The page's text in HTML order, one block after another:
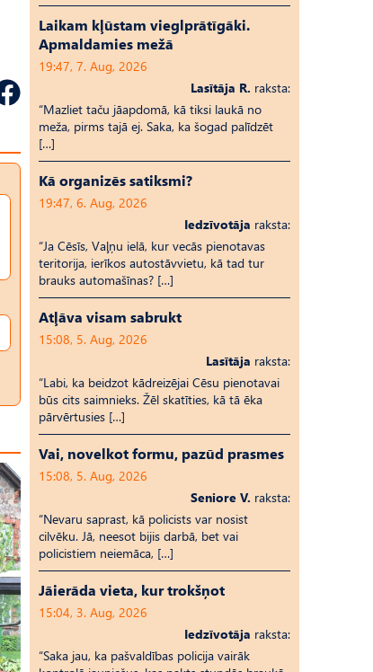
Laikam kļūstam vieglprātīgāki.
Apmaldamies mežā
19:47, 7. Aug, 2026
Lasītāja R. raksta:
“Mazliet taču jāapdomā, kā tiksi laukā no
meža, pirms tajā ej. Saka, ka šogad palīdzēt
[…]
Kā organizēs satiksmi?
19:47, 6. Aug, 2026
Iedzīvotāja raksta:
“Ja Cēsīs, Vaļņu ielā, kur vecās pienotavas
teritorija, ierīkos autostāvvietu, kā tad tur
brauks automašīnas? […]
Atļāva visam sabrukt
15:08, 5. Aug, 2026
Lasītāja raksta:
“Labi, ka beidzot kādreizējai Cēsu pienotavai
būs cits saimnieks. Žēl skatīties, kā tā ēka
pārvērtusies […]
Vai, novelkot formu, pazūd prasmes
15:08, 5. Aug, 2026
Seniore V. raksta:
“Nevaru saprast, kā policists var nosist
cilvēku. Jā, neesot bijis darbā, bet vai
policistiem neiemāca, […]
Jāierāda vieta, kur trokšņot
15:04, 3. Aug, 2026
Iedzīvotāja raksta:
“Saka jau, ka pašvaldības policija vairāk